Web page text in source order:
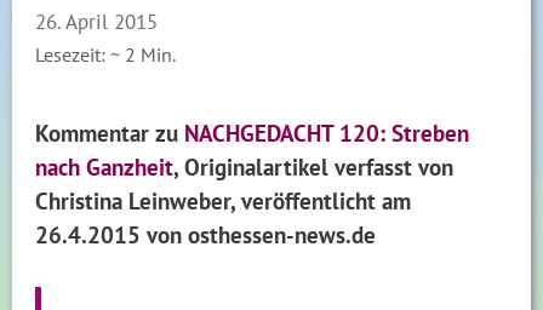
26. April 2015
Lesezeit: ~ 2 Min.
Kommentar zu NACHGEDACHT 120: Streben
nach Ganzheit,Originalartikel verfasst von
Christina Leinweber, veröffentlichtam
26.4.2015 von osthessen-news.de